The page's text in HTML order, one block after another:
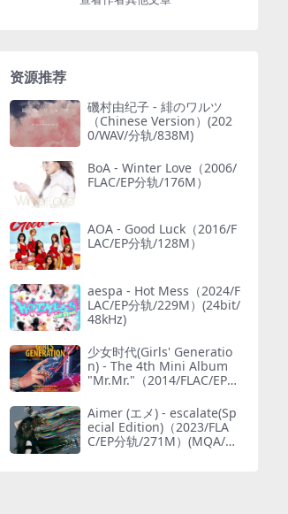
资源推荐
磯村由纪子 - 緋のワルツ
（Chinese Version）(202
0/WAV/分轨/838M)
BoA - Winter Love（2006/
FLAC/EP分轨/176M）
AOA - Good Luck（2016/F
LAC/EP分轨/128M）
aespa - Hot Mess（2024/F
LAC/EP分轨/229M）(24bit/
48kHz)
少女时代(Girls' Generatio
n) - The 4th Mini Album
"Mr.Mr."（2014/FLAC/EP分
Aimer (エメ) - escalate(Sp
ecial Edition)（2023/FLA
C/EP分轨/271M）(MQA/24